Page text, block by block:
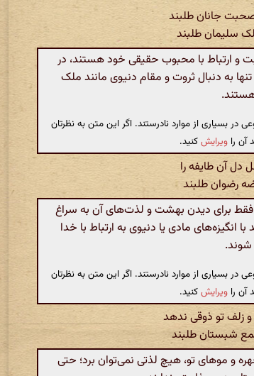
جانان طلبند
سلیمان طلبند
و ارتباط با محبوب حقیقی خود هستند، در
به دنبال ثروت و مقام دنیوی مانند ملک
بسیاری از موارد نادرستند. اگر این متن به نظرتان
را ویرایشکنید.
دل آن طایفه را
رضوان طلبند
برای دیدن بهشت و لذت‌های آن به سراغ
انگیزه‌های مادی یا دنیوی به ارتباط با خدا
شوند.
بسیاری از موارد نادرستند. اگر این متن به نظرتان
را ویرایشکنید.
زلف تو ذوقی ندهد
شبستان طلبند
موهای تو، هیچ لذتی نمی‌توان برد؛ حتی